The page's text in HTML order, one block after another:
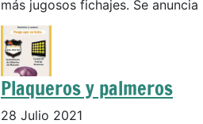
más jugosos fichajes. Se anuncia
Plaqueros y palmeros
28 Julio 2021